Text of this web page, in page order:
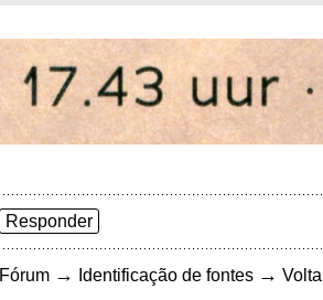
Responder
Fórum → Identificação de fontes →